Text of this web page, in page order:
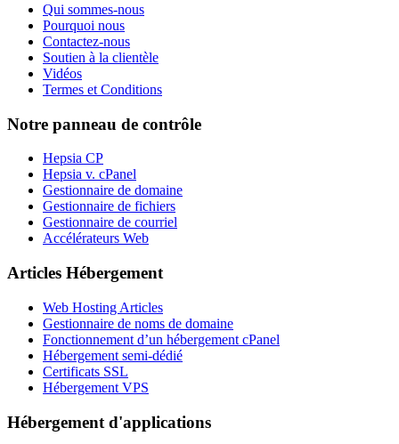
Qui sommes-nous
Pourquoi nous
Contactez-nous
Soutien à la clientèle
Vidéos
Termes et Conditions
Notre panneau de contrôle
Hepsia CP
Hepsia v. cPanel
Gestionnaire de domaine
Gestionnaire de fichiers
Gestionnaire de courriel
Accélérateurs Web
Articles Hébergement
Web Hosting Articles
Gestionnaire de noms de domaine
Fonctionnement d’un hébergement cPanel
Hébergement semi-dédié
Certificats SSL
Hébergement VPS
Hébergement d'applications